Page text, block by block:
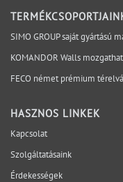
megfelelő
rendszerben
helyszínen váljon
lezárni még az
SIMO GROUP saját gyártású
KOMANDOR Walls
FECO német prémium
HASZNOS LINKEK
Kapcsolat
Szolgáltatásaink
Érdekességek